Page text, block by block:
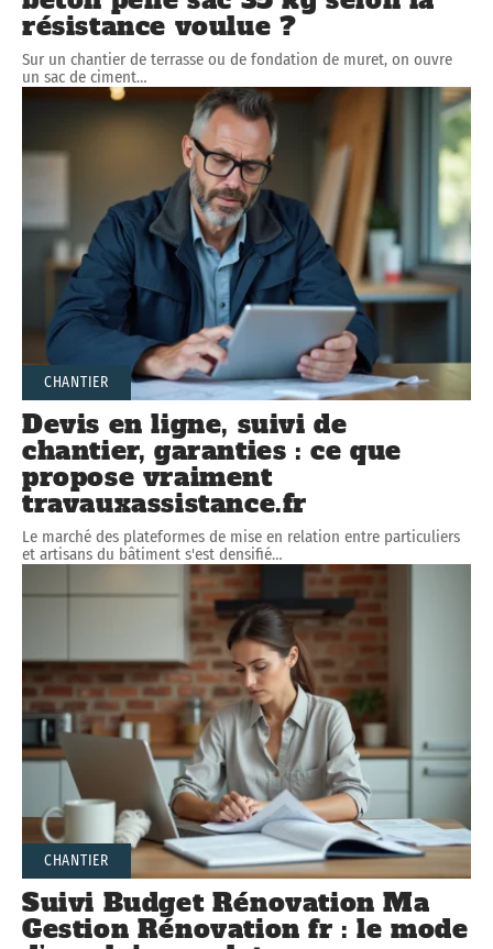
résistance voulue ?
Sur un chantier de terrasse ou de fondation de muret, on ouvre
un sac de ciment…
CHANTIER
Devis en ligne, suivi de
chantier, garanties : ce que
propose vraiment
travauxassistance.fr
Le marché des plateformes de mise en relation entre particuliers
et artisans du bâtiment s'est densifié…
CHANTIER
Suivi Budget Rénovation Ma
Gestion Rénovation fr : le mode